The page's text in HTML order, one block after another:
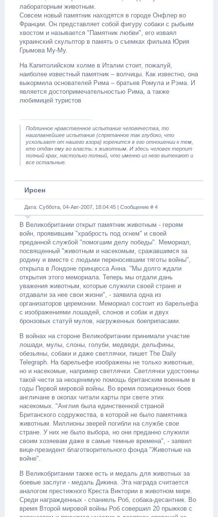
лабораторным животным.
Совсем новый памятник находятся в городе Онфлер во
Франции. Он представляет собой фигуру собаки с рыбьим
хвостом и называется "Памятник любви", его изваял
украинский скульптор в память о съемках фильма Юрия
Грымова Му-Му.
На Капитолийском холме в Италии стоит, пожалуй,
наиболее известный памятник – волчицы. Как известно, она
выкормила основателей Рима – братьев Ромула и Рэма. И
является достопримечательностью Рима, а также
любимицей туристов
Подлинное нравственное испытание человечества, то
наиглавнейшее испытание (спрятанное так глубоко, что
ускользает от нашего взора) коренится в его отношении к тем,
кто отдан ему во власть: к животным. И здесь человек терпит
полный крах, настолько полный, что именно из него вытекают и
все остальные.
Ирсен
Дата: Суббота, 04-Авг-2007, 18:04:45 | Сообщение # 4
В Великобритании открыт памятник животным - героям
войн, проявившим "храбрость под огнем" и своей
преданной службой "помогшим делу победы". Мемориал,
посвященный "животным и насекомым, сражавшимся за
родину и вместе с людьми переносившим тяготы войны",
открыла в Лондоне принцесса Анна. "Мы долго ждали
открытия этого мемориала. Теперь мы отдали дань
уважения животным, которые служили своей стране и
отдавали за нее свои жизни", - заявила одна из
организаторов церемонии. Мемориал состоит из барельефа
с изображениями лошадей, слонов и собак и двух
бронзовых статуй мулов, нагруженных боеприпасами.
В войнах на стороне Великобритании принимали участие
лошади, мулы, слоны, голуби, медведи, дельфины,
обезьяны, собаки и даже светлячки, пишет The Daily
Telegraph. На барельефе изображены не только животные,
но и насекомые, например светлячки. Светлячки удостоены
такой чести за неоценимую помощь британским военным в
годы Первой мировой войны. Во время позиционных боев
англичане в окопах читали карты при свете этих
насекомых. "Англия была единственной страной
Британского содружества, в которой не было памятника
животным. Миллионы зверей погибли на службе свое
стране. У них не было выбора, но они преданно служили
своим хозяевам даже в самые темные времена", - заявил
вице-президент благотворительного фонда "Животные на
войне".
В Великобритании также есть и медаль для животных за
боевые заслуги - медаль Дикина. Эта награда считается
аналогом престижного Креста Виктории в животном мире.
Среди награжденных - спаниель Роб, собака-десантник. Во
время Второй мировой войны Роб совершил 20 прыжков с